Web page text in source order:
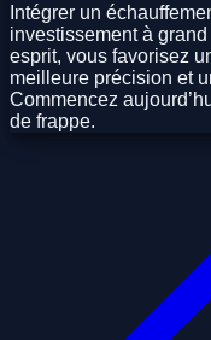
Intégrer un
investissement à
esprit, vous favorisez
meilleure précision et
Commencez
de frappe.